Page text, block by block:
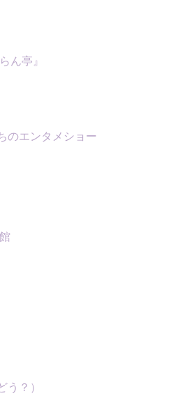
ん亭』
のエンタメショー
う？）